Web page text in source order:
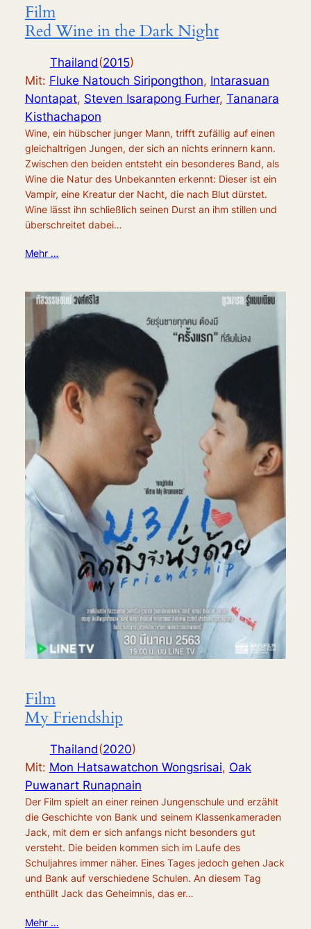
Film
Red Wine in the Dark Night
Thailand(2015)
Mit: Fluke Natouch Siripongthon, Intarasuan
Nontapat, Steven Isarapong Furher, Tananara
Kisthachapon
Wine, ein hübscher junger Mann, trifft zufällig auf einen
gleichaltrigen Jungen, der sich an nichts erinnern kann.
Zwischen den beiden entsteht ein besonderes Band, als
Wine die Natur des Unbekannten erkennt: Dieser ist ein
Vampir, eine Kreatur der Nacht, die nach Blut dürstet.
Wine lässt ihn schließlich seinen Durst an ihm stillen und
überschreitet dabei…
Mehr …
Film
My Friendship
Thailand(2020)
Mit: Mon Hatsawatchon Wongsrisai, Oak
Puwanart Runapnain
Der Film spielt an einer reinen Jungenschule und erzählt
die Geschichte von Bank und seinem Klassenkameraden
Jack, mit dem er sich anfangs nicht besonders gut
versteht. Die beiden kommen sich im Laufe des
Schuljahres immer näher. Eines Tages jedoch gehen Jack
und Bank auf verschiedene Schulen. An diesem Tag
enthüllt Jack das Geheimnis, das er…
Mehr …